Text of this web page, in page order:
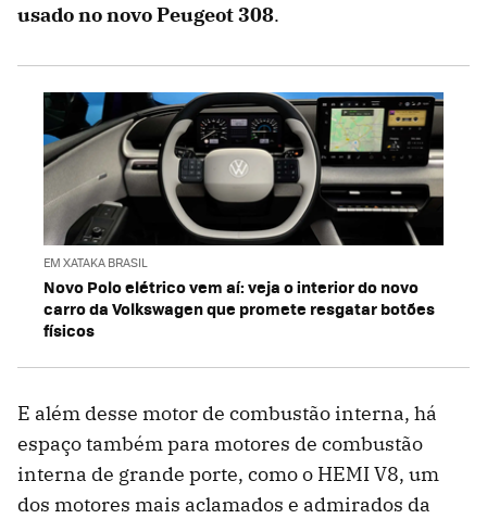
usado no novo Peugeot 308.
EM XATAKA BRASIL
Novo Polo elétrico vem aí: veja o interior do novo
carro da Volkswagen que promete resgatar botões
físicos
E além desse motor de combustão interna, há
espaço também para motores de combustão
interna de grande porte, como o HEMI V8, um
dos motores mais aclamados e admirados da